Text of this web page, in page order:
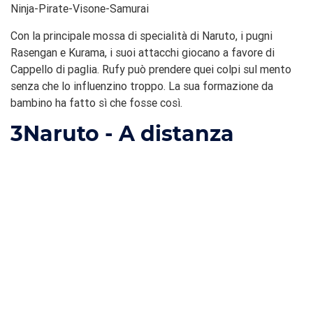
Ninja-Pirate-Visone-Samurai
Con la principale mossa di specialità di Naruto, i pugni
Rasengan e Kurama, i suoi attacchi giocano a favore di
Cappello di paglia. Rufy può prendere quei colpi sul mento
senza che lo influenzino troppo. La sua formazione da
bambino ha fatto sì che fosse così.
3Naruto - A distanza